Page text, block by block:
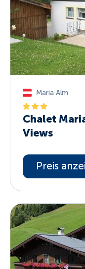
Maria Alm
Chalet
Views
Preis